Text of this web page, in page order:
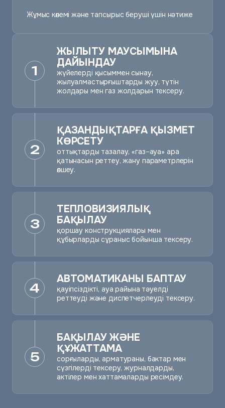
Жұмыс көлемі және тапсырыс беруші үшін нәтиже
1
ЖЫЛЫТУ МАУСЫМЫНА
ДАЙЫНДАУ
жүйелерді қысыммен сынау,
жылуалмастырғыштарды жуу, түтін
жолдары мен газ жолдарын тексеру.
2
ҚАЗАНДЫҚТАРҒА ҚЫЗМЕТ
КӨРСЕТУ
оттықтарды тазалау, «газ–ауа» ара
қатынасын реттеу, жану параметрлерін
өлшеу.
3
ТЕПЛОВИЗИЯЛЫҚ
БАҚЫЛАУ
қоршау конструкциялары мен
құбырларды сұраныс бойынша тексеру.
4
АВТОМАТИКАНЫ БАПТАУ
қауіпсіздікті, ауа райына тәуелді
реттеуді және диспетчерлеуді тексеру.
5
БАҚЫЛАУ ЖӘНЕ
ҚҰЖАТТАМА
сорғыларды, арматураны, бактар мен
сүзгілерді тексеру, журналдарды,
актілер мен хаттамаларды ресімдеу.